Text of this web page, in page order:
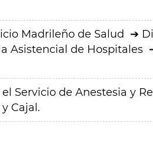
Madrileño de Salud
Asistencial de Hospitales
Servicio de Anestesia y
Cajal.